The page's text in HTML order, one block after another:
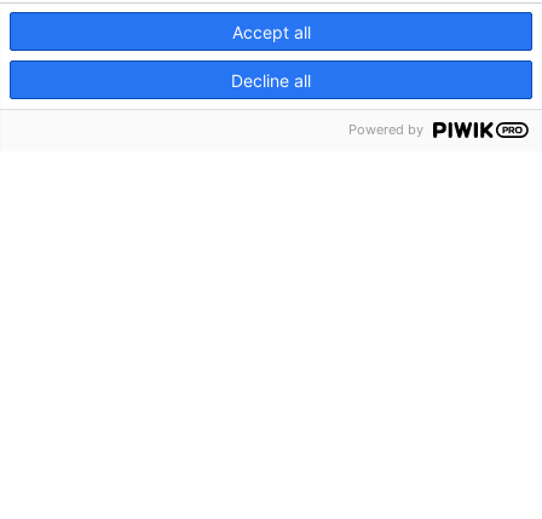
Accept all
Decline all
Powered by